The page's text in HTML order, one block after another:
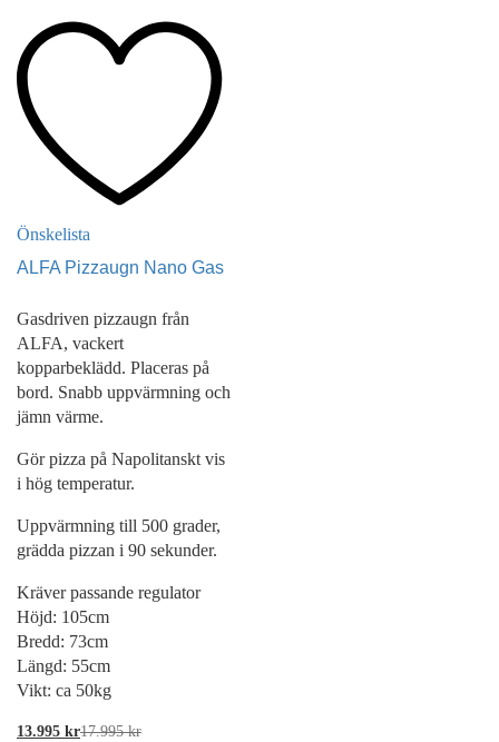
Önskelista
ALFA Pizzaugn Nano Gas
Gasdriven pizzaugn från
ALFA, vackert
kopparbeklädd. Placeras på
bord. Snabb uppvärmning och
jämn värme.
Gör pizza på Napolitanskt vis
i hög temperatur.
Uppvärmning till 500 grader,
grädda pizzan i 90 sekunder.
Kräver passande regulator
Höjd: 105cm
Bredd: 73cm
Längd: 55cm
Vikt: ca 50kg
13.995 kr17.995kr